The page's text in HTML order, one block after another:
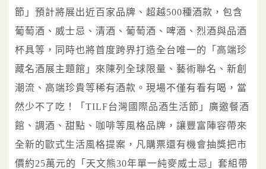
節」預計將展出近百家品牌、超越500種酒款，包含
葡萄酒、威士忌、清酒、葡萄酒、啤酒、烈酒與品酒
杯具等，同時也將首度跨界打造全台唯一的「高端珍
藏名酒展主題館」來陳列全球限量、藝術聯名、新創
潮流、高端珍貴等稀有酒款。現場不僅有看有喝，當
然少不了吃！「TILF台灣國際品酒生活節」廣邀餐酒
館、調酒、甜點、咖啡等風格品牌，讓豐富陣容帶來
全新的歐式生活風格提案，凡購票還有機會抽獎把市
價約25萬元的「天文熊30年單一純麥威士忌」套組帶